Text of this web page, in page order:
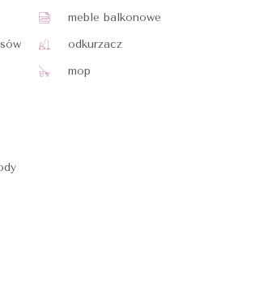
meble balkonowe
odkurzacz
mop